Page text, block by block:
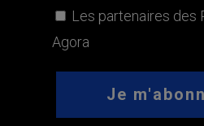
Les partenaires des
Agora